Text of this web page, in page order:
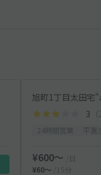
旭町1丁目太田宅
3
¥600〜
/日
¥60〜
/15分